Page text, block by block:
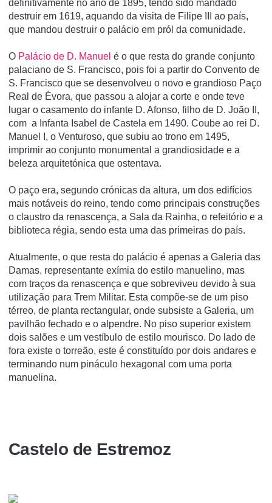
definitivamente no ano de 1895, tendo sido mandado
destruir em 1619, aquando da visita de Filipe III ao paí­s,
que mandou destruir o palácio em pról da comunidade.
O Palácio de D. Manuel é o que resta do grande conjunto
palaciano de S. Francisco, pois foi a partir do Convento de
S. Francisco que se desenvolveu o novo e grandioso Paço
Real de Évora, que passou a alojar a corte e onde teve
lugar o casamento do infante D. Afonso, filho de D. João II,
com a Infanta Isabel de Castela em 1490. Coube ao rei D.
Manuel I, o Venturoso, que subiu ao trono em 1495,
imprimir ao conjunto monumental a grandiosidade e a
beleza arquitetónica que ostentava.
O paço era, segundo crónicas da altura, um dos edifí­cios
mais notáveis do reino, tendo como principais construções
o claustro da renascença, a Sala da Rainha, o refeitório e a
biblioteca régia, sendo esta uma das primeiras do paí­s.
Atualmente, o que resta do palácio é apenas a Galeria das
Damas, representante exí­mia do estilo manuelino, mas
com traços da renascença e que sobreviveu devido à sua
utilização para Trem Militar. Esta compõe-se de um piso
térreo, de planta rectangular, onde subsiste a Galeria, um
pavilhão fechado e o alpendre. No piso superior existem
dois salões e um vestí­bulo de estilo mourisco. Do lado de
fora existe o torreão, este é constituí­do por dois andares e
terminando num pináculo hexagonal com uma porta
manuelina.
Castelo de Estremoz